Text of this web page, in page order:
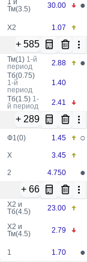
1 и
Тм(3.5)
30.00 ●
X2 1.07
+ 585
Тм(1) 1-й
период
2.88 ●
Тб(0.75)
1-й
период
1.40
Тб(1.5) 1-
й период
2.41
+ 289
Ф1(0) 1.45 ○
X 3.45
2 4.750
●
+ 66
X2 и
Тб(4.5)
23.00
X2 и
Тм(4.5)
2.79
1 1.70
●